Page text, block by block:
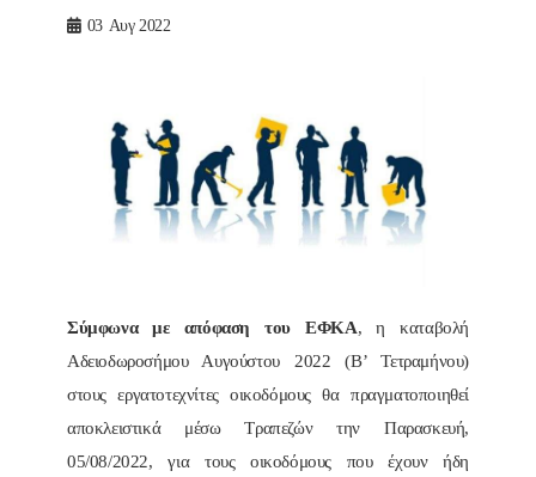
03 Αυγ 2022
Σύμφωνα με απόφαση του ΕΦΚΑ, η καταβολή
Αδειοδωροσήμου Αυγούστου 2022 (Β’ Τετραμήνου)
στους εργατοτεχνίτες οικοδόμους θα πραγματοποιηθεί
αποκλειστικά μέσω Τραπεζών την Παρασκευή,
05/08/2022, για τους οικοδόμους που έχουν ήδη